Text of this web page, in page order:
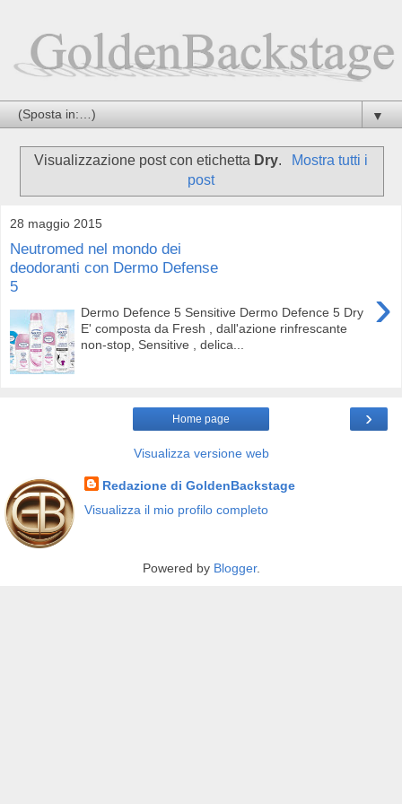
▼
Visualizzazione post con etichetta Dry.
Mostra tutti i
post
28 maggio 2015
Neutromed nel mondo dei
deodoranti con Dermo Defense
5
›
Dermo Defence 5 Sensitive Dermo Defence 5 Dry
E' composta da Fresh , dall'azione rinfrescante
non-stop, Sensitive , delica...
›
Home page
Visualizza versione web
Redazione di GoldenBackstage
Visualizza il mio profilo completo
Powered by Blogger.